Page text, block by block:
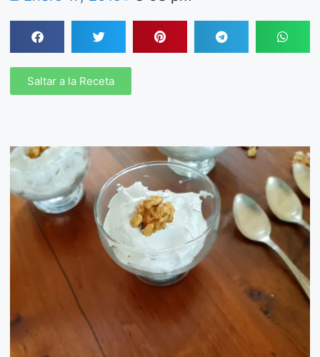
Saltar a la Receta